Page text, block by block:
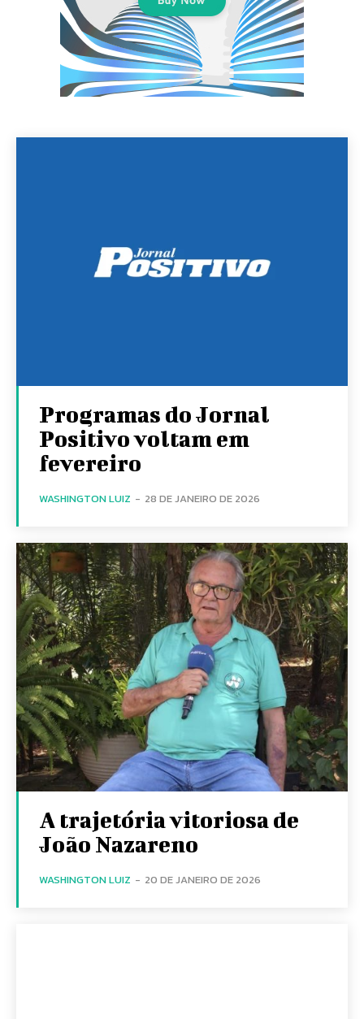
Programas do Jornal
Positivo voltam em
fevereiro
WASHINGTON LUIZ - 28 DE JANEIRO DE 2026
A trajetória vitoriosa de
João Nazareno
WASHINGTON LUIZ - 20 DE JANEIRO DE 2026